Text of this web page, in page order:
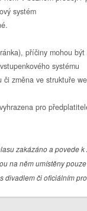
systém
příčiny mohou
systému
či změna ve struktuře
pro
zakázáno a povede
na něm umístěny
divadlem či oficiálním